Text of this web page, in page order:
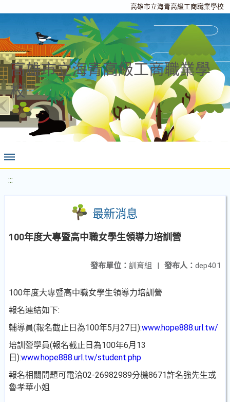
高雄市立海青高級工商職業學校
高雄市立海青高級工商職業學
校
:::
最新消息
100年度大專暨高中職女學生領導力培訓營
發布人： dep401
發布單位： 訓育組 |
100年度大專暨高中職女學生領導力培訓營
報名連結如下:
輔導員(報名截止日為100年5月27日):www.hope888.url.tw/
培訓營學員(報名截止日為100年6月13
日):www.hope888.url.tw/student.php
報名相關問題可電洽02-26982989分機8671許名強先生或
魯孝華小姐